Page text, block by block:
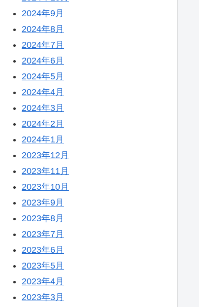
2024年9月
2024年8月
2024年7月
2024年6月
2024年5月
2024年4月
2024年3月
2024年2月
2024年1月
2023年12月
2023年11月
2023年10月
2023年9月
2023年8月
2023年7月
2023年6月
2023年5月
2023年4月
2023年3月